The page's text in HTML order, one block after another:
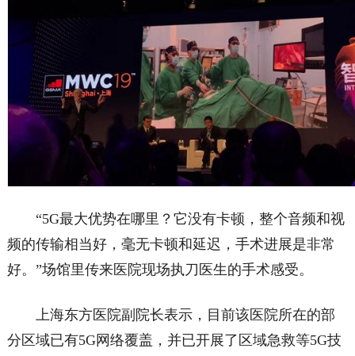
“5G最大优势在哪里？它没有卡顿，整个音频和视
频的传输相当好，毫无卡顿和延迟，手术进展是非常
好。”场馆里传来医院现场执刀医生的手术感受。
上海东方医院副院长表示，目前该医院所在的部
分区域已有5G网络覆盖，并已开展了区域急救等5G技